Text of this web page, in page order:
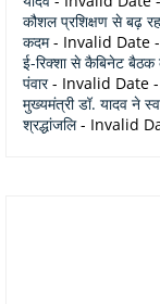
कौशल प्रशिक्षण से बढ़
कदम- Invalid Date
ई-रिक्शा से कैबिनेट बैठक
पंवार- Invalid Date
मुख्यमंत्री डॉ. यादव ने
श्रद्धांजलि- Invalid